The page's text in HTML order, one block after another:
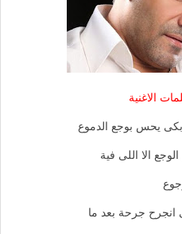
الاغنية
يحس بوجع الدموع
الا اللى فية
انجرح جرحة بعد ما